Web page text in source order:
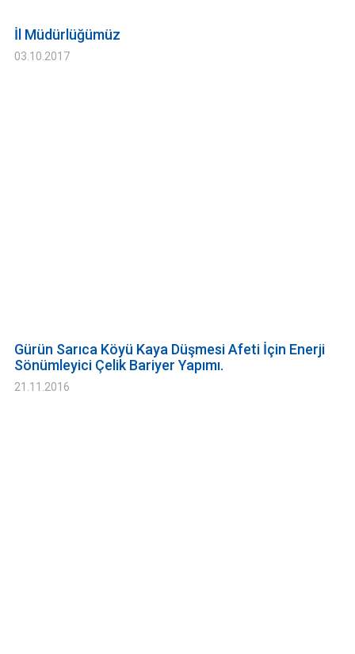
İl Müdürlüğümüz
03.10.2017
Gürün Sarıca Köyü Kaya Düşmesi Afeti İçin Enerji
Sönümleyici Çelik Bariyer Yapımı.
21.11.2016